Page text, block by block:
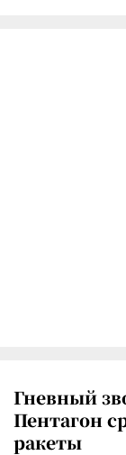
Гневный
Пентагон
ракеты